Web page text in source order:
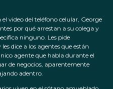
video del teléfono celular, George
por qué arrestan a su colega y
ninguno. Les pide
dice a los agentes que están
agente que habla durante el
de negocios, aparentemente
adentro.